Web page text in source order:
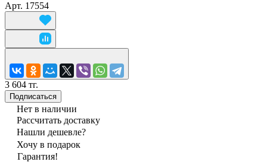
Арт. 17554
3 604 тг.
Подписаться
Нет в наличии
Рассчитать доставку
Нашли дешевле?
Хочу в подарок
Гарантия!